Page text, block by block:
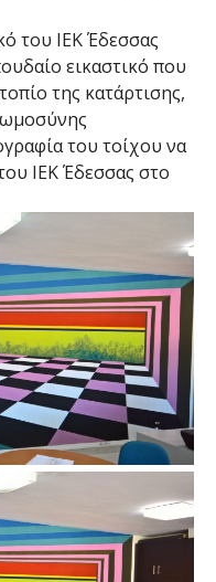
του ΙΕΚ Έδεσσας
εικαστικό που
της κατάρτισης,
του τοίχου να
ΙΕΚ Έδεσσας στο